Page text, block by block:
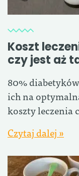
Koszt
czy jest aż
80%
ich na
koszty leczenia
Czytaj dalej »